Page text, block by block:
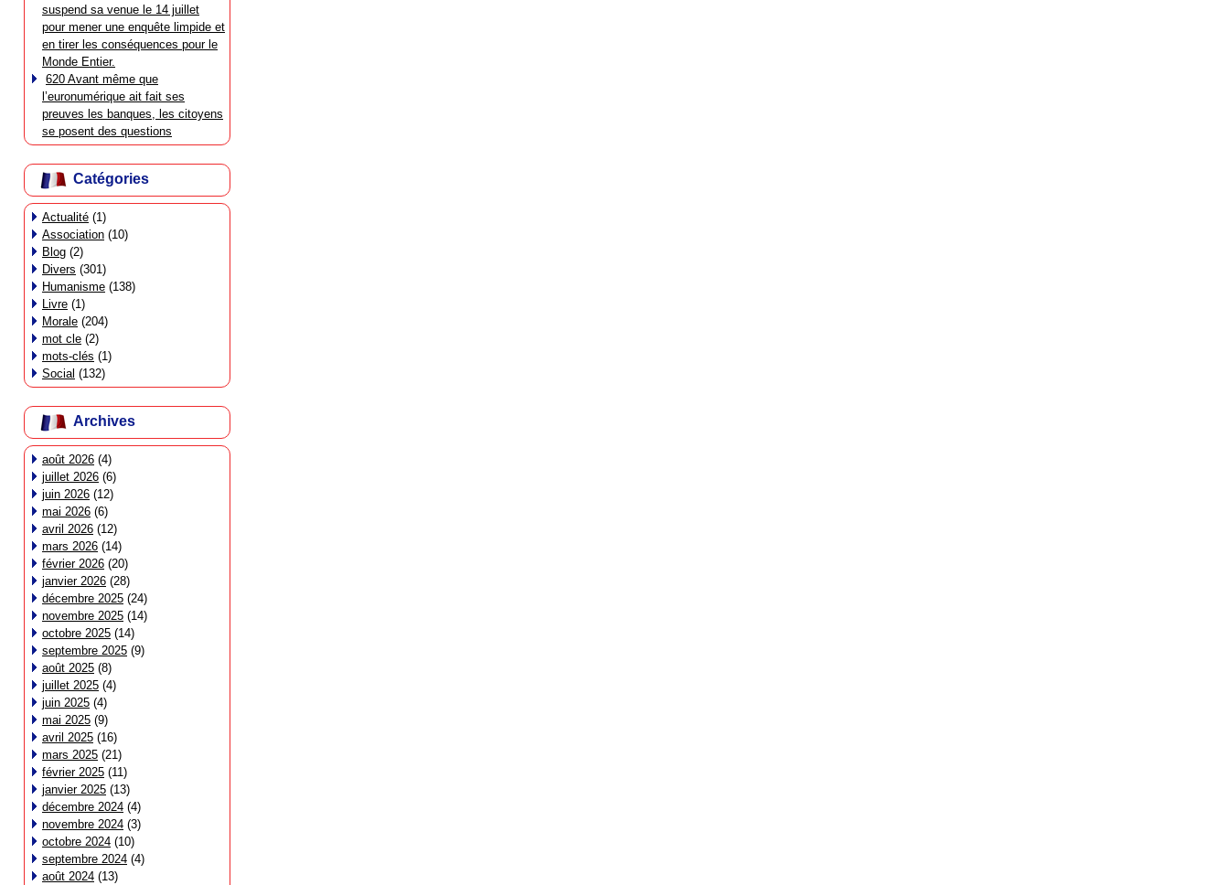
suspend sa venue le 14 juillet
pour mener une enquête limpide et
en tirer les conséquences pour le
Monde Entier.
620 Avant même que
l’euronumérique ait fait ses
preuves les banques, les citoyens
se posent des questions
Catégories
Actualité (1)
Association (10)
Blog (2)
Divers (301)
Humanisme (138)
Livre (1)
Morale (204)
mot cle (2)
mots-clés (1)
Social (132)
Archives
août 2026 (4)
juillet 2026 (6)
juin 2026 (12)
mai 2026 (6)
avril 2026 (12)
mars 2026 (14)
février 2026 (20)
janvier 2026 (28)
décembre 2025 (24)
novembre 2025 (14)
octobre 2025 (14)
septembre 2025 (9)
août 2025 (8)
juillet 2025 (4)
juin 2025 (4)
mai 2025 (9)
avril 2025 (16)
mars 2025 (21)
février 2025 (11)
janvier 2025 (13)
décembre 2024 (4)
novembre 2024 (3)
octobre 2024 (10)
septembre 2024 (4)
août 2024 (13)